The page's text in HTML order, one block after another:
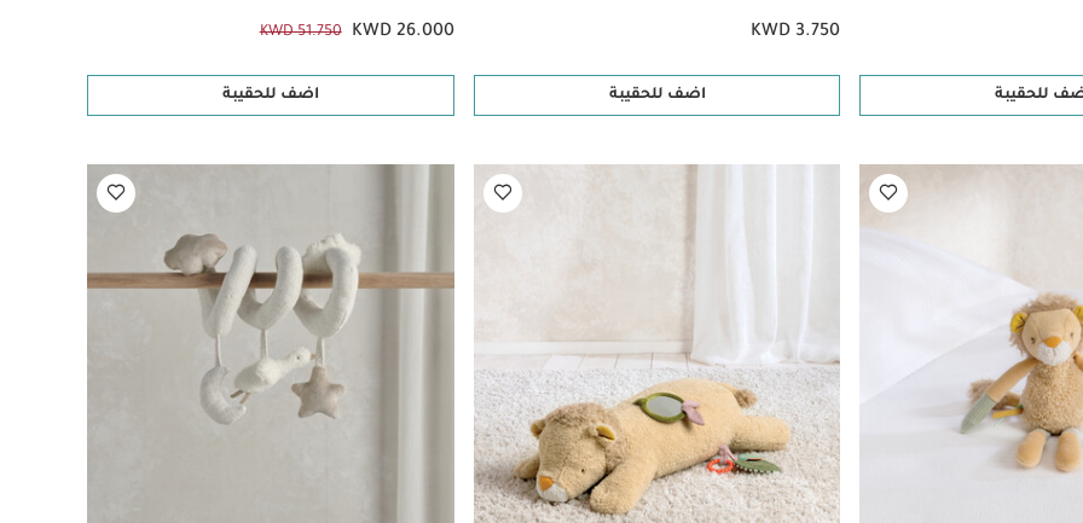
للحقيبة
KWD 3.750
اضف للحقيبة
KWD 26.000
KWD 51.750
اضف للحقيبة